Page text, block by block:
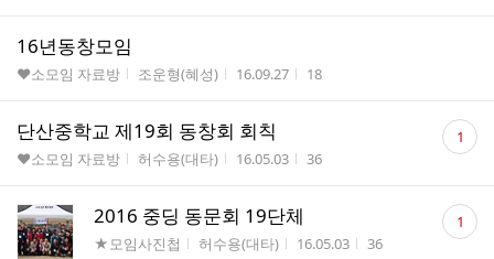
16년동창모임
게시판명
♥소모임 자료방 작성자
조운형(혜성) 작성시간
16.09.27 조회수
18
단산중학교 제19회 동창회 회칙
게시판명
♥소모임 자료방 작성자
허수용(대타) 작성시간
16.05.03 조회수
36
댓
글 1
2016 중딩 동문회 19단체
게시판명
★모임사진첩 작성자
허수용(대타) 작성시간
16.05.03 조회수
36
댓
글 1